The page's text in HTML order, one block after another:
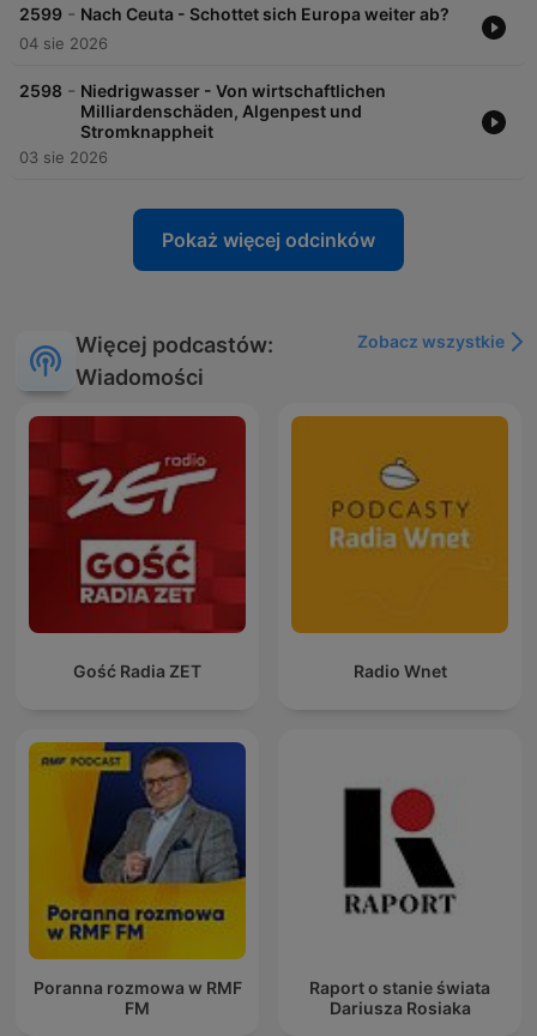
2599 - Nach Ceuta - Schottet sich Europa weiter ab?
04 sie 2026
2598 - Niedrigwasser - Von wirtschaftlichen
Milliardenschäden, Algenpest und
Stromknappheit
03 sie 2026
Pokaż więcej odcinków
Więcej podcastów:
Wiadomości
Zobacz wszystkie
Gość Radia ZET Radio Wnet
Poranna rozmowa w RMF
FM
Raport o stanie świata
Dariusza Rosiaka